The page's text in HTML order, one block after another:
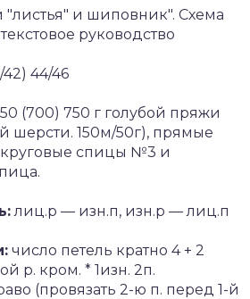
"листья" и шиповник". Схема
руководство
44/46
(700) 750 г голубой пряжи
шерсти. 150м/50г), прямые
спицы №3 и
лиц.р — изн.п, изн.р — лиц.п
число петель кратно 4 + 2
р. кром. * 1изн. 2п.
(провязать 2-ю п. перед 1-й